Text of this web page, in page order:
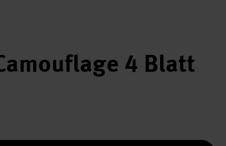
4 Blatt